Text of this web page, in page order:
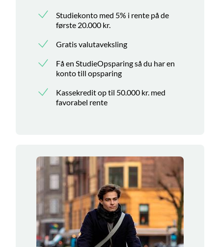
Studiekonto med 5% i rente på de
første 20.000 kr.
Gratis valutaveksling
Få en StudieOpsparing så du har en
konto till opsparing
Kassekredit op til 50.000 kr. med
favorabel rente